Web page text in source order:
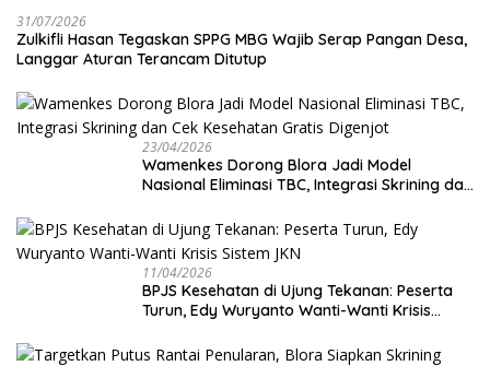
31/07/2026
Zulkifli Hasan Tegaskan SPPG MBG Wajib Serap Pangan Desa,
Langgar Aturan Terancam Ditutup
23/04/2026
Wamenkes Dorong Blora Jadi Model
Nasional Eliminasi TBC, Integrasi Skrining dan
11/04/2026
BPJS Kesehatan di Ujung Tekanan: Peserta
Turun, Edy Wuryanto Wanti-Wanti Krisis